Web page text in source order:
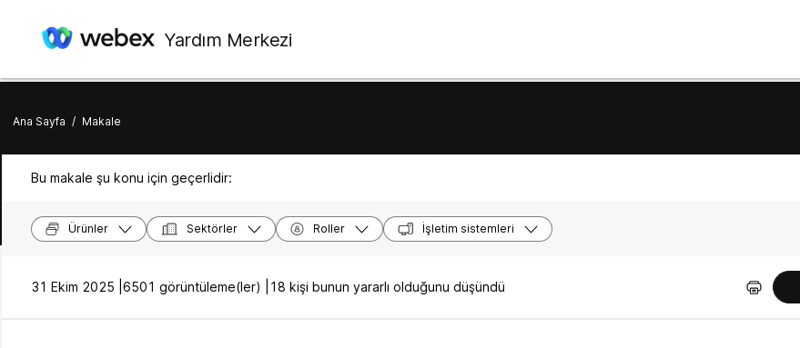
Yardım Merkezi
Ana Sayfa / Makale
Bu makale şu konu için geçerlidir:
Ürünler Sektörler Roller İşletim sistemleri
31 Ekim 2025 | 6501 görüntüleme(ler) | 18 kişi bunun yararlı olduğunu düşündü